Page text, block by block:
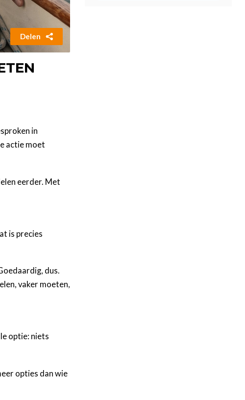
Delen
in
actie moet
eerder. Met
is precies
dus.
vaker moeten,
optie: niets
opties dan wie